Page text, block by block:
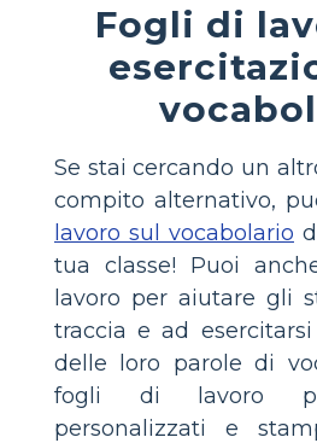
Fogli di
Se stai cercando un
compito alternativo,
lavoro sul vocabolario
tua classe! Puoi
lavoro per aiutare gli
traccia e ad
delle loro parole di
fogli di lavoro
personalizzati e